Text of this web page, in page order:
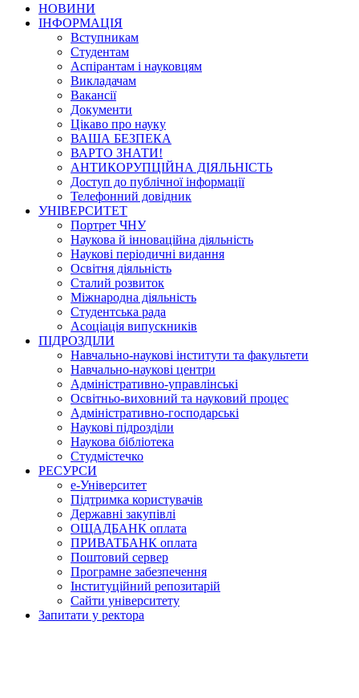
НОВИНИ
ІНФОРМАЦІЯ
Вступникам
Студентам
Аспірантам і науковцям
Викладачам
Вакансії
Документи
Цікаво про науку
ВАША БЕЗПЕКА
ВАРТО ЗНАТИ!
АНТИКОРУПЦІЙНА ДІЯЛЬНІСТЬ
Доступ до публічної інформації
Телефонний довідник
УНІВЕРСИТЕТ
Портрет ЧНУ
Наукова й інноваційна діяльність
Наукові періодичні видання
Освітня діяльність
Сталий розвиток
Міжнародна діяльність
Студентська рада
Асоціація випускників
ПІДРОЗДІЛИ
Навчально-наукові інститути та факультети
Навчально-наукові центри
Адміністративно-управлінські
Освітньо-виховний та науковий процес
Адміністративно-господарські
Наукові підрозділи
Наукова бібліотека
Студмістечко
РЕСУРСИ
е-Університет
Підтримка користувачів
Державні закупівлі
ОЩАДБАНК оплата
ПРИВАТБАНК оплата
Поштовий сервер
Програмне забезпечення
Інституційний репозитарій
Сайти університету
Запитати у ректора